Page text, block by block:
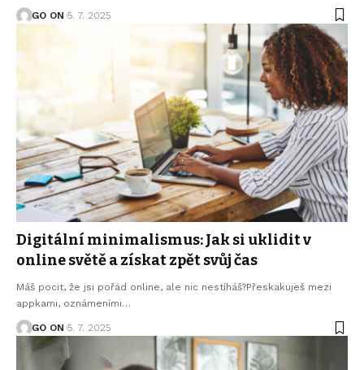
GO ON 5. 7. 2025
Digitální minimalismus: Jak si uklidit v
online světě a získat zpět svůj čas
Máš pocit, že jsi pořád online, ale nic nestíháš?Přeskakuješ mezi
appkami, oznámeními…
GO ON 5. 7. 2025